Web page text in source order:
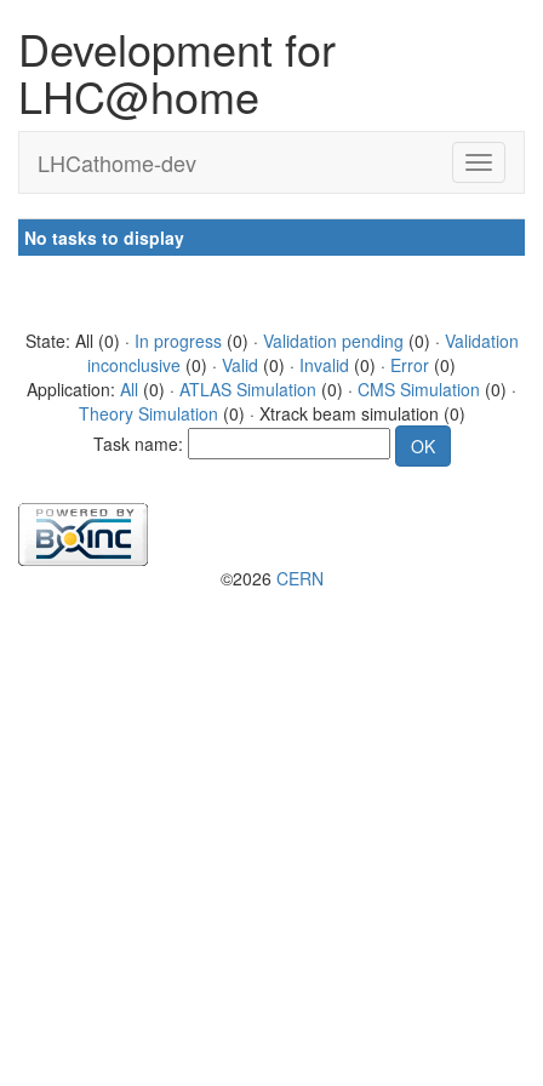
Development for
LHC@home
LHCathome-dev
No tasks to display
State: All (0) · In progress(0) · Validation pending (0) · Validation
inconclusive (0) · Valid (0) · Invalid (0) · Error (0)
Application: All (0) · ATLAS Simulation (0) · CMS Simulation (0) ·
Theory Simulation (0) · Xtrack beam simulation (0)
Task name:
©2026 CERN